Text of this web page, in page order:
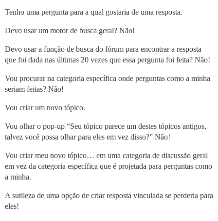
Tenho uma pergunta para a qual gostaria de uma resposta.
Devo usar um motor de busca geral? Não!
Devo usar a função de busca do fórum para encontrar a resposta
que foi dada nas últimas 20 vezes que essa pergunta foi feita? Não!
Vou procurar na categoria específica onde perguntas como a minha
seriam feitas? Não!
Vou criar um novo tópico.
Vou olhar o pop-up “Seu tópico parece um destes tópicos antigos,
talvez você possa olhar para eles em vez disso?” Não!
Vou criar meu novo tópico… em uma categoria de discussão geral
em vez da categoria específica que é projetada para perguntas como
a minha.
A sutileza de uma opção de criar resposta vinculada se perderia para
eles!